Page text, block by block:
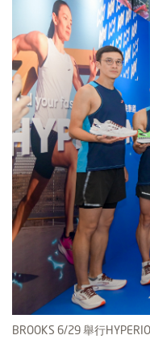
BROOKS 6/29 舉行